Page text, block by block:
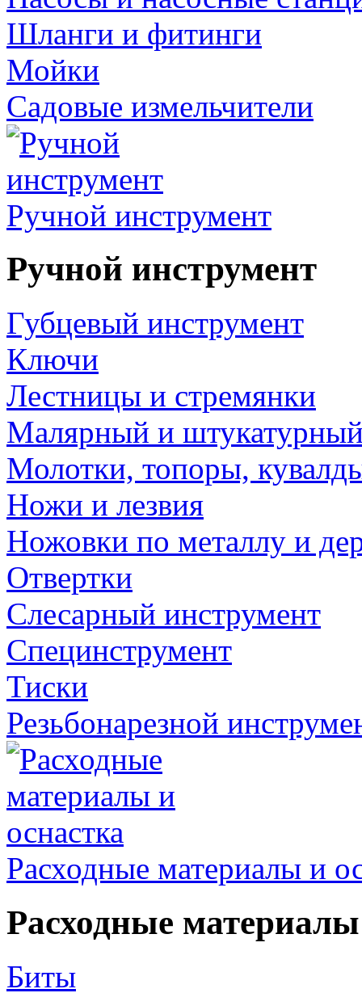
Шланги и фитинги
Мойки
Садовые измельчители
Ручной инструмент
Ручной инструмент
Губцевый инструмент
Ключи
Лестницы и стремянки
Малярный и
Молотки, топоры,
Ножи и лезвия
Ножовки по металлу и
Отвертки
Слесарный инструмент
Специнструмент
Тиски
Резьбонарезной
Расходные материалы и
Расходные
Биты